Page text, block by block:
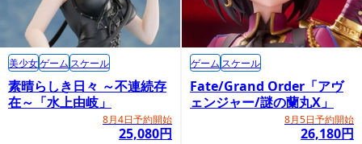
素晴らしき日々 ～不連続存
在～「水上由岐」
8月4日予約開始
25,080円
美少女ゲーム スケール
Fate/Grand Order「アヴ
ェンジャー/謎の蘭丸X」
8月5日予約開始
26,180円
ゲーム スケール